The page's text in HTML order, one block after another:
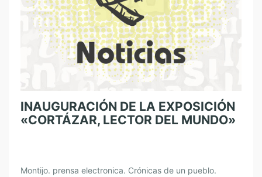
INAUGURACIÓN DE LA EXPOSICIÓN
«CORTÁZAR, LECTOR DEL MUNDO»
Montijo. prensa electronica. Crónicas de un pueblo.